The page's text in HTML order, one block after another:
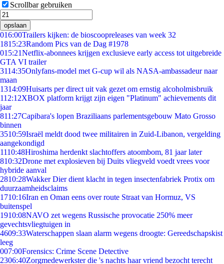
Scrollbar gebruiken
opslaan
016:00Trailers kijken: de bioscoopreleases van week 32
1815:23Random Pics van de Dag #1978
015:21Netflix-abonnees krijgen exclusieve early access tot uitgebreide
GTA VI trailer
3114:35Onlyfans-model met G-cup wil als NASA-ambassadeur naar
maan
1314:09Huisarts per direct uit vak gezet om ernstig alcoholmisbruik
112:12XBOX platform krijgt zijn eigen "Platinum" achievements dit
jaar
811:27Capibara's lopen Braziliaans parlementsgebouw Mato Grosso
binnen
3510:59Israël meldt dood twee militairen in Zuid-Libanon, vergelding
aangekondigd
1110:48Hiroshima herdenkt slachtoffers atoombom, 81 jaar later
810:32Drone met explosieven bij Duits vliegveld voedt vrees voor
hybride aanval
2810:28Wakker Dier dient klacht in tegen insectenfabriek Protix om
duurzaamheidsclaims
1710:16Iran en Oman eens over route Straat van Hormuz, VS
buitenspel
1910:08NAVO zet wegens Russische provocatie 250% meer
gevechtsvliegtuigen in
4609:33Waterschappen slaan alarm wegens droogte: Gereedschapskist
leeg
007:00Forensics: Crime Scene Detective
2306:40Zorgmedewerkster die 's nachts haar vriend bezocht terecht